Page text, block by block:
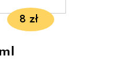
8 zł